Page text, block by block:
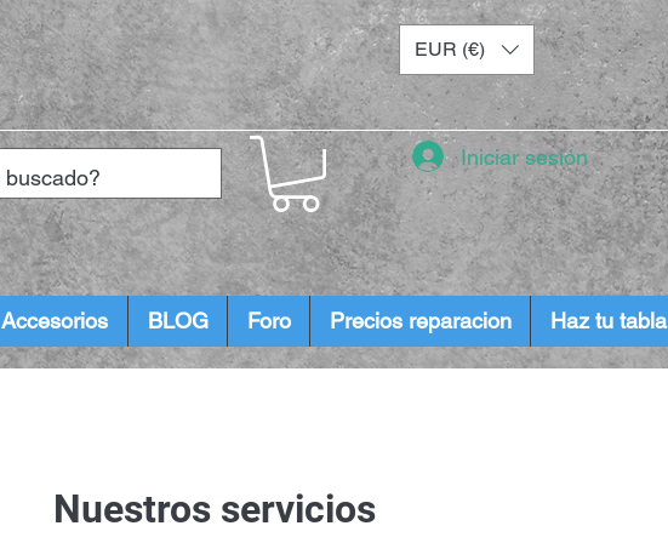
EUR (€)
Iniciar sesión
Accesorios BLOG Foro Precios reparacion Haz tu tabla
Nuestros servicios